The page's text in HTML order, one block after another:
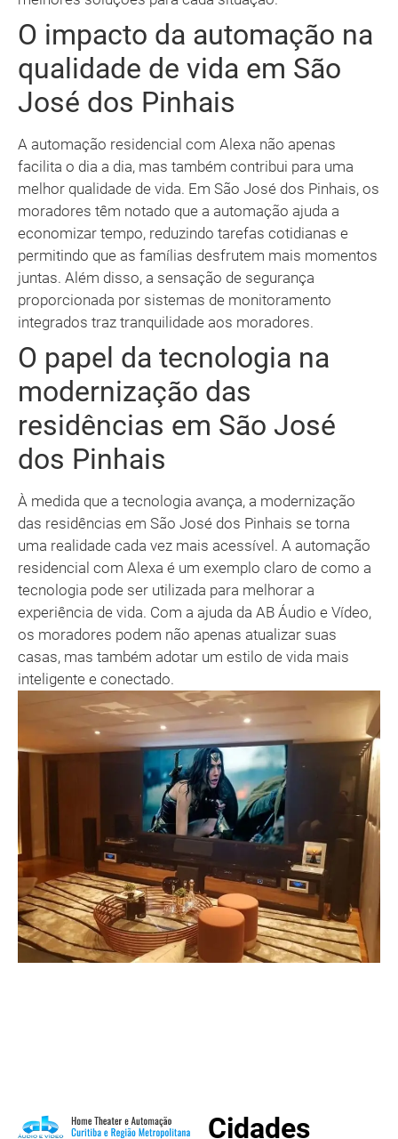
O impacto da automação na
qualidade de vida em São
José dos Pinhais
A automação residencial com Alexa não apenas
facilita o dia a dia, mas também contribui para uma
melhor qualidade de vida. Em São José dos Pinhais, os
moradores têm notado que a automação ajuda a
economizar tempo, reduzindo tarefas cotidianas e
permitindo que as famílias desfrutem mais momentos
juntas. Além disso, a sensação de segurança
proporcionada por sistemas de monitoramento
integrados traz tranquilidade aos moradores.
O papel da tecnologia na
modernização das
residências em São José
dos Pinhais
À medida que a tecnologia avança, a modernização
das residências em São José dos Pinhais se torna
uma realidade cada vez mais acessível. A automação
residencial com Alexa é um exemplo claro de como a
tecnologia pode ser utilizada para melhorar a
experiência de vida. Com a ajuda da AB Áudio e Vídeo,
os moradores podem não apenas atualizar suas
casas, mas também adotar um estilo de vida mais
inteligente e conectado.
Cidades